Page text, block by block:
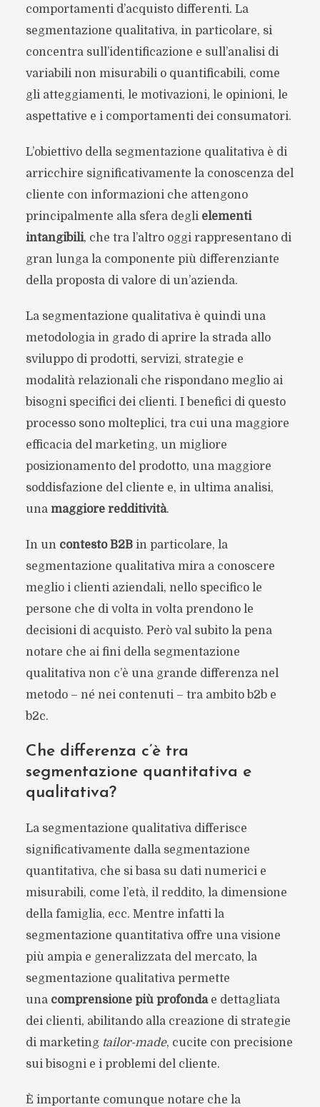
comportamenti d’acquisto differenti. La
segmentazione qualitativa, in particolare, si
concentra sull’identificazione e sull’analisi di
variabili non misurabili o quantificabili, come
gli atteggiamenti, le motivazioni, le opinioni, le
aspettative e i comportamenti dei consumatori.
L’obiettivo della segmentazione qualitativa è di
arricchire significativamente la conoscenza del
cliente con informazioni che attengono
principalmente alla sfera degli elementi
intangibili, che tra l’altro oggi rappresentano di
gran lunga la componente più differenziante
della proposta di valore di un’azienda.
La segmentazione qualitativa è quindi una
metodologia in grado di aprire la strada allo
sviluppo di prodotti, servizi, strategie e
modalità relazionali che rispondano meglio ai
bisogni specifici dei clienti. I benefici di questo
processo sono molteplici, tra cui una maggiore
efficacia del marketing, un migliore
posizionamento del prodotto, una maggiore
soddisfazione del cliente e, in ultima analisi,
una maggiore redditività.
In un contesto B2Bin particolare, la
segmentazione qualitativa mira a conoscere
meglio i clienti aziendali, nello specifico le
persone che di volta in volta prendono le
decisioni di acquisto. Però val subito la pena
notare che ai fini della segmentazione
qualitativa non c’è una grande differenza nel
metodo – né nei contenuti – tra ambito b2b e
b2c.
Che differenza c’è tra
segmentazione quantitativa e
qualitativa?
La segmentazione qualitativa differisce
significativamente dalla segmentazione
quantitativa, che si basa su dati numerici e
misurabili, come l’età, il reddito, la dimensione
della famiglia, ecc. Mentre infatti la
segmentazione quantitativa offre una visione
più ampia e generalizzata del mercato, la
segmentazione qualitativa permette
una comprensione più profondae dettagliata
dei clienti, abilitando alla creazione di strategie
di marketing tailor-made, cucite con precisione
sui bisogni e i problemi del cliente.
È importante comunque notare che la